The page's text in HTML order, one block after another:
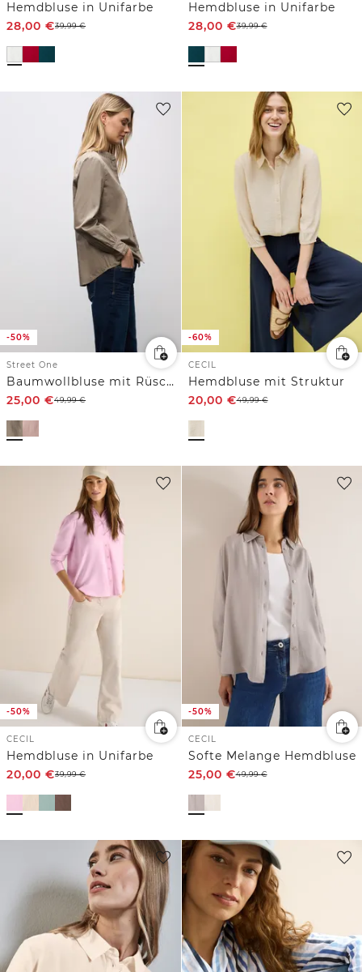
Hemdbluse in Unifarbe
28,00 €39,99€
Hemdbluse in Unifarbe
28,00 €39,99€
-50%
Street One
Baumwollbluse mit Rüschen
25,00 €49,99€
-60%
CECIL
Hemdbluse mit Struktur
20,00 €49,99€
-50%
CECIL
Hemdbluse in Unifarbe
20,00 €39,99€
-50%
CECIL
Softe Melange Hemdbluse
25,00 €49,99€